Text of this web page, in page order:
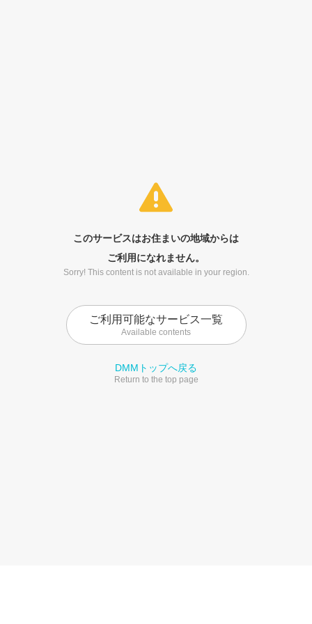
このサービスはお住まいの地域からは
ご利用になれません。
Sorry! This content is not available in your region.
ご利用可能なサービス一覧
Available contents
DMMトップへ戻る
Return to the top page